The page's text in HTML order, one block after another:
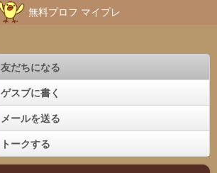
無料プロフ マイプレ
友だちになる
ゲスブに書く
メールを送る
トークする